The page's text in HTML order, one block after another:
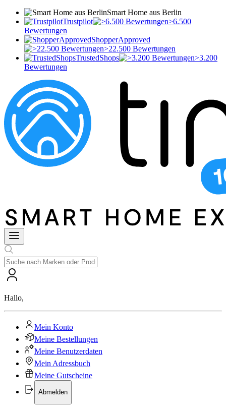
Smart Home aus Berlin
Trustpilot
>6.500
Bewertungen
ShopperApproved
>22.500 Bewertungen
TrustedShops
>3.200
Bewertungen
Hallo,
Mein Konto
Meine Bestellungen
Meine Benutzerdaten
Mein Adressbuch
Meine Gutscheine
Abmelden